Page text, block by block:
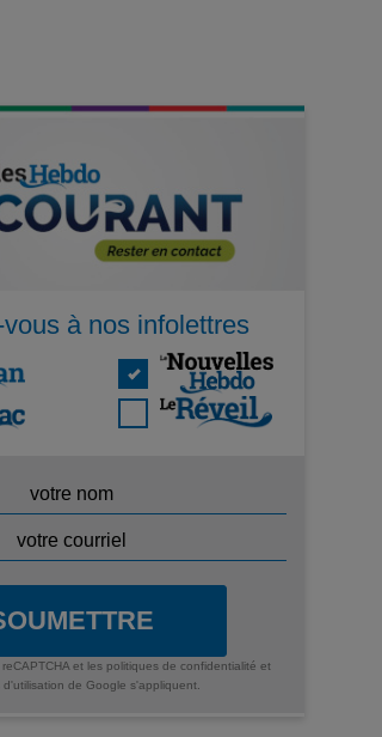
à nos infolettres
et les politiques de confidentialité et
de Google s'appliquent.